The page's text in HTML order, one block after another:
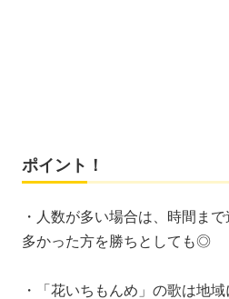
ポイント！
・人数が多い場合は、時間ま
多かった方を勝ちとしても◎
・「花いちもんめ」の歌は地